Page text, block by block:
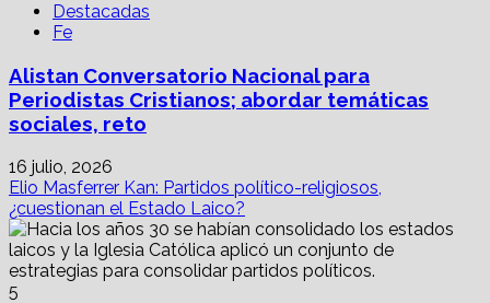
Destacadas
Fe
Alistan Conversatorio Nacional para
Periodistas Cristianos; abordar temáticas
sociales, reto
16 julio, 2026
Elio Masferrer Kan: Partidos político-religiosos,
¿cuestionan el Estado Laico?
5